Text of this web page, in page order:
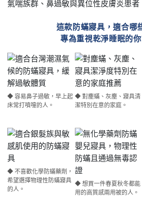
這款防蟎寢具，適合哪
專為重視乾淨睡眠的
◆ 容易鼻子過敏，早上起
床常打噴嚏的人。
◆ 對塵蟎、灰塵、寢具清
潔特別在意的家庭。
◆ 不喜歡化學防蟎藥劑，
希望選擇物理性防蟎寢具
的人。
◆ 想買一件春夏秋冬都能
用的高質感兩用被的人。